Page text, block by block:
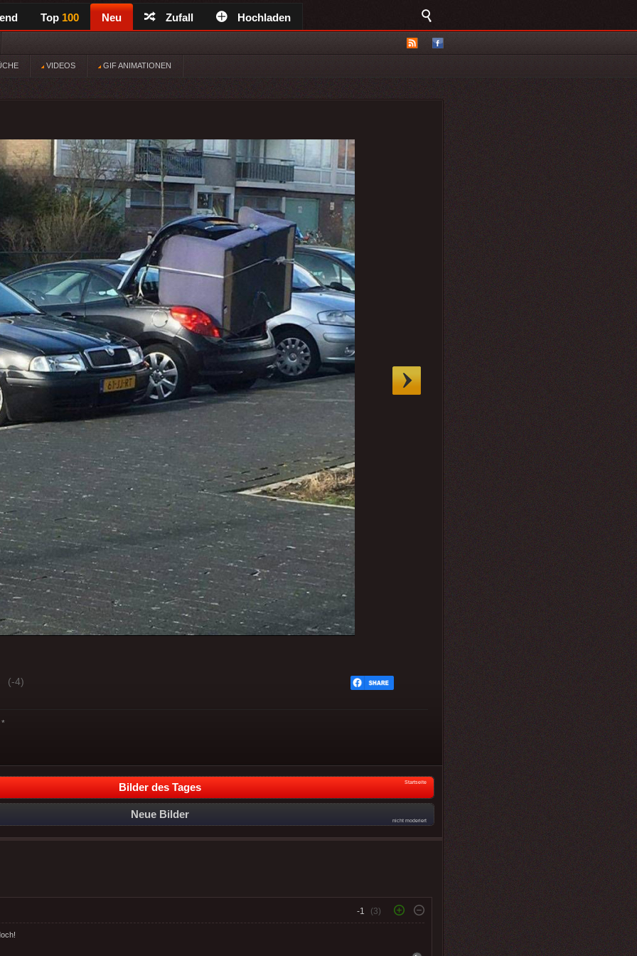
Top 100 Neu Zufall Hochladen
VIDEOS GIF ANIMATIONEN
(-4)
Bilder des Tages Startseite
Neue Bilder
nicht moderiert
-1 (3)